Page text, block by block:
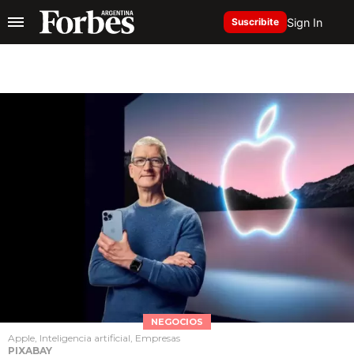
Suscribite Sign In
NEGOCIOS
Apple, Inteligencia artificial, Empresas
PIXABAY